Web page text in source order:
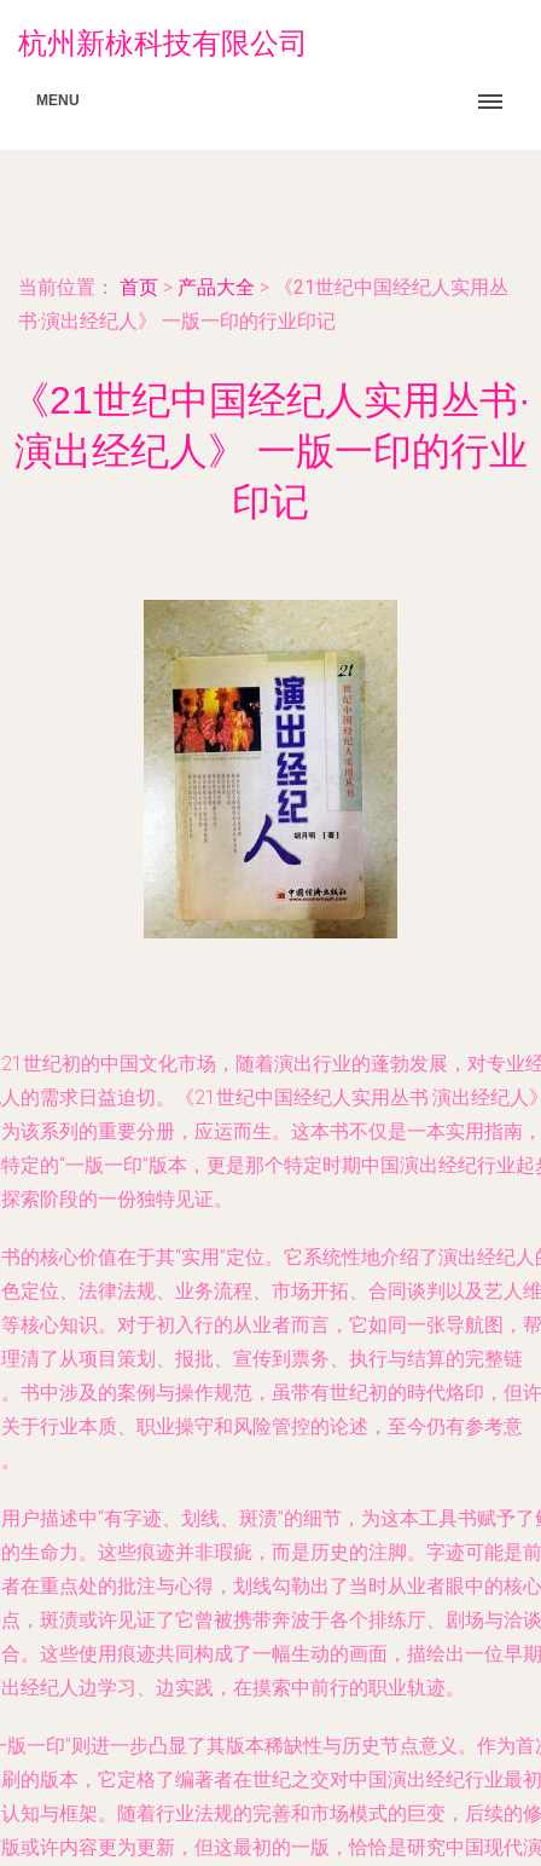
杭州新栐科技有限公司
MENU
当前位置： 首页 > 产品大全 >
《21世纪中国经纪人实用丛
书·演出经纪人》 一版一印的行业印记
《21世纪中国经纪人实用丛书·
演出经纪人》 一版一印的行业
印记
世纪初的中国文化市场，随着演出行业的蓬勃发展，对专业
的需求日益迫切。《21世纪中国经纪人实用丛书·演出经纪人
该系列的重要分册，应运而生。这本书不仅是一本实用指南，
定的“一版一印”版本，更是那个特定时期中国演出经纪行业起
索阶段的一份独特见证。
的核心价值在于其“实用”定位。它系统性地介绍了演出经纪人
定位、法律法规、业务流程、市场开拓、合同谈判以及艺人维
核心知识。对于初入行的从业者而言，它如同一张导航图，帮
清了从项目策划、报批、宣传到票务、执行与结算的完整链
书中涉及的案例与操作规范，虽带有世纪初的時代烙印，但许
于行业本质、职业操守和风险管控的论述，至今仍有参考意
户描述中“有字迹、划线、斑渍”的细节，为这本工具书赋予了
生命力。这些痕迹并非瑕疵，而是历史的注脚。字迹可能是前
在重点处的批注与心得，划线勾勒出了当时从业者眼中的核心
，斑渍或许见证了它曾被携带奔波于各个排练厅、剧场与洽谈
。这些使用痕迹共同构成了一幅生动的画面，描绘出一位早期
经纪人边学习、边实践，在摸索中前行的职业轨迹。
版一印”则进一步凸显了其版本稀缺性与历史节点意义。作为首
的版本，它定格了编著者在世纪之交对中国演出经纪行业最初
知与框架。随着行业法规的完善和市场模式的巨变，后续的修
或许内容更为更新，但这最初的一版，恰恰是研究中国现代演